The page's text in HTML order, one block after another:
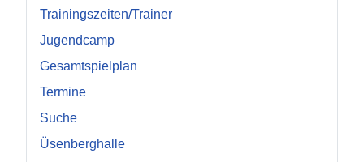
Trainingszeiten/Trainer
Jugendcamp
Gesamtspielplan
Termine
Suche
Üsenberghalle